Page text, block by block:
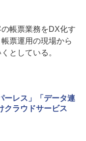
帳票業務をDX化す
票運用の現場から
としている。
ーレス」「データ連
クラウドサービス